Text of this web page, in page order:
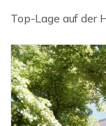
Top-Lage auf der